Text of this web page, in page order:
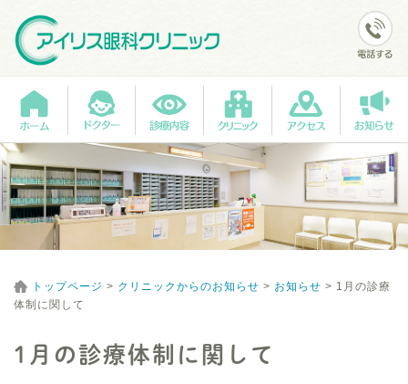
トップページ > クリニックからのお知らせ > お知らせ > 1月の診療
体制に関して
1月の診療体制に関して